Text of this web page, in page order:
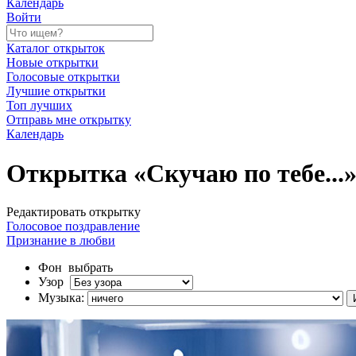
Календарь
Войти
Каталог открыток
Новые открытки
Голосовые открытки
Лучшие открытки
Топ лучших
Отправь мне открытку
Календарь
Открытка «Скучаю по тебе...»
Редактировать открытку
Голосовое поздравление
Признание в любви
Фон выбрать
Узор
Музыка: